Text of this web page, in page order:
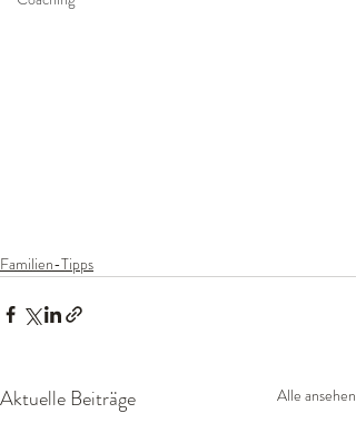
Familien-Tipps
Aktuelle Beiträge Alle ansehen